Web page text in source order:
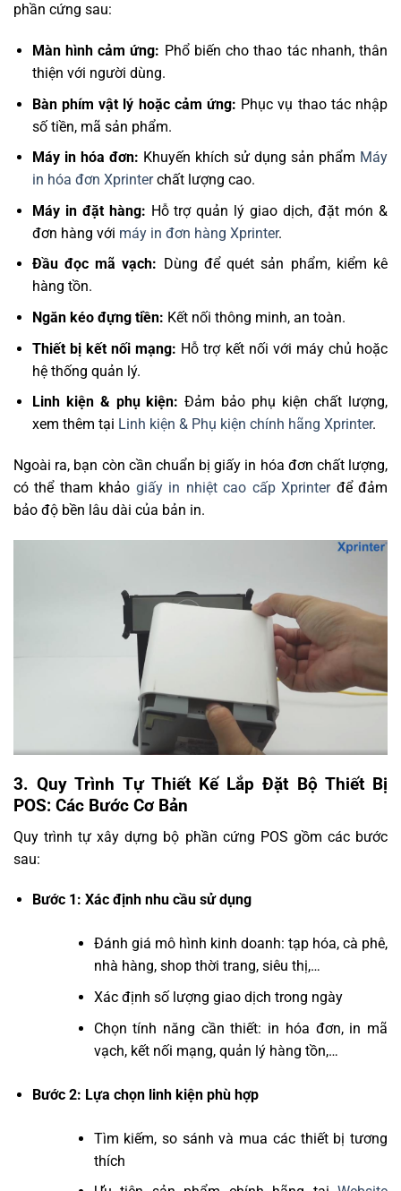
phần cứng sau:
Màn hình cảm ứng: Phổ biến cho thao tác nhanh, thân
thiện với người dùng.
Bàn phím vật lý hoặc cảm ứng: Phục vụ thao tác nhập
số tiền, mã sản phẩm.
Máy in hóa đơn: Khuyến khích sử dụng sản phẩm Máy
in hóa đơn Xprinterchất lượng cao.
Máy in đặt hàng: Hỗ trợ quản lý giao dịch, đặt món &
đơn hàng với máy in đơn hàng Xprinter.
Đầu đọc mã vạch: Dùng để quét sản phẩm, kiểm kê
hàng tồn.
Ngăn kéo đựng tiền: Kết nối thông minh, an toàn.
Thiết bị kết nối mạng: Hỗ trợ kết nối với máy chủ hoặc
hệ thống quản lý.
Linh kiện & phụ kiện: Đảm bảo phụ kiện chất lượng,
xem thêm tại Linh kiện & Phụ kiện chính hãng Xprinter.
Ngoài ra, bạn còn cần chuẩn bị giấy in hóa đơn chất lượng,
có thể tham khảo giấy in nhiệt cao cấp Xprinterđể đảm
bảo độ bền lâu dài của bản in.
3. Quy Trình Tự Thiết Kế Lắp Đặt Bộ Thiết Bị
POS: Các Bước Cơ Bản
Quy trình tự xây dựng bộ phần cứng POS gồm các bước
sau:
Bước 1: Xác định nhu cầu sử dụng
Đánh giá mô hình kinh doanh: tạp hóa, cà phê,
nhà hàng, shop thời trang, siêu thị,…
Xác định số lượng giao dịch trong ngày
Chọn tính năng cần thiết: in hóa đơn, in mã
vạch, kết nối mạng, quản lý hàng tồn,…
Bước 2: Lựa chọn linh kiện phù hợp
Tìm kiếm, so sánh và mua các thiết bị tương
thích